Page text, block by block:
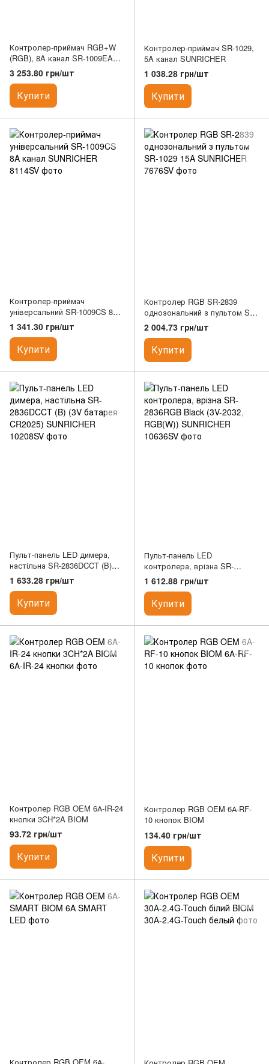
Контролер-приймач RGB+W
(RGB), 8A канал SR-1009EA
SUNRICHER
3 253.80 грн/шт
Купити
Контролер-приймач SR-1029,
5A канал SUNRICHER
1 038.28 грн/шт
Купити
Контролер-приймач
універсальний SR-1009CS 8A
канал SUNRICHER
1 341.30 грн/шт
Купити
Контролер RGB SR-2839
однозональний з пультом SR-
1029 15A SUNRICHER
2 004.73 грн/шт
Купити
Пульт-панель LED димера,
настільна SR-2836DCCT (B)
(3V батарея CR2025)
SUNRICHER
1 633.28 грн/шт
Купити
Пульт-панель LED
контролера, врізна SR-
2836RGB Black (3V-2032,
RGB(W)) SUNRICHER
1 612.88 грн/шт
Купити
Контролер RGB OEM 6А-IR-24
кнопки 3CH*2A BIOM
93.72 грн/шт
Купити
Контролер RGB OEM 6А-RF-
10 кнопок BIOM
134.40 грн/шт
Купити